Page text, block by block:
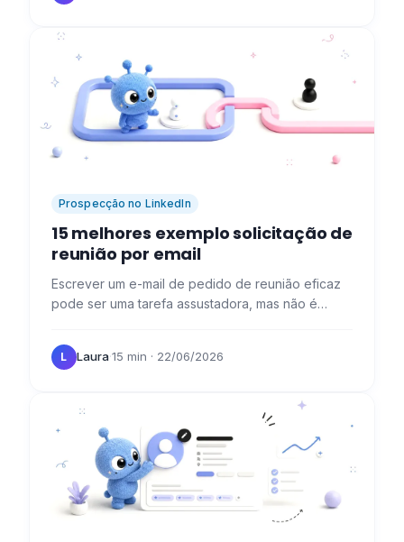
Prospecção no LinkedIn
15 melhores exemplo solicitação de
reunião por email
Escrever um e-mail de pedido de reunião eficaz
pode ser uma tarefa assustadora, mas não é
aumentar as suas…
L Laura·15 min · 22/06/2026